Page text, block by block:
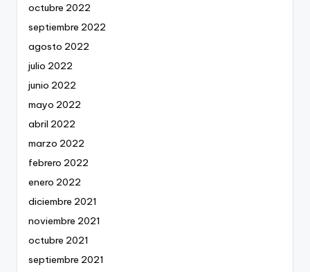
octubre 2022
septiembre 2022
agosto 2022
julio 2022
junio 2022
mayo 2022
abril 2022
marzo 2022
febrero 2022
enero 2022
diciembre 2021
noviembre 2021
octubre 2021
septiembre 2021